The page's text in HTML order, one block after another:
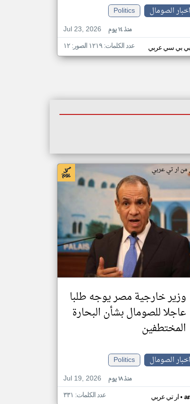
اخبار الصومال
Politics
Jul 23, 2026
منذ ١٤ يوم
بي بي سي عربي عدد الكلمات: ١٢١٩ الصور: ١٢
من ار تي عربي
وزير خارجية مصر يوجه طلبا
عاجلا للصومال بشأن البحارة
المختطفين
اخبار الصومال
Politics
Jul 19, 2026
منذ ١٨ يوم
ار تي عربي• عدد الكلمات: ٣٣١